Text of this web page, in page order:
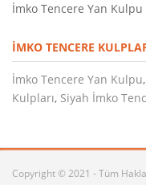
İmko Tencere Yan
İMKO TENCERE
İmko Tencere Yan Kulpu,
Kulpları, Siyah İmko
Copyright © 2021 - Tüm